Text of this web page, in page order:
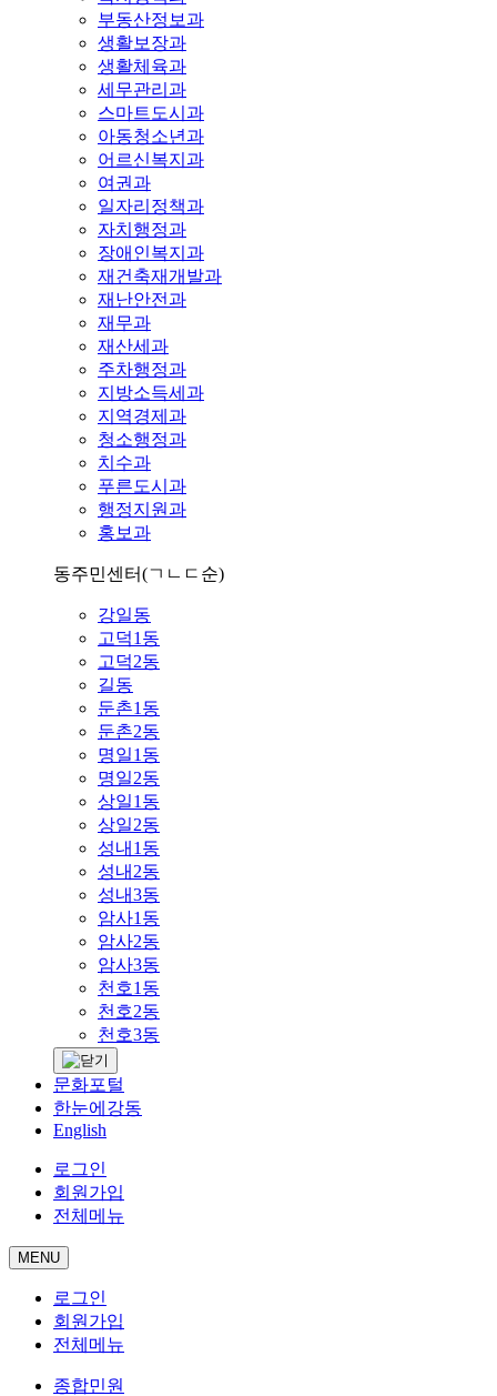
부동산정보과
생활보장과
생활체육과
세무관리과
스마트도시과
아동청소년과
어르신복지과
여권과
일자리정책과
자치행정과
장애인복지과
재건축재개발과
재난안전과
재무과
재산세과
주차행정과
지방소득세과
지역경제과
청소행정과
치수과
푸른도시과
행정지원과
홍보과
동주민센터(ㄱㄴㄷ순)
강일동
고덕1동
고덕2동
길동
둔촌1동
둔촌2동
명일1동
명일2동
상일1동
상일2동
성내1동
성내2동
성내3동
암사1동
암사2동
암사3동
천호1동
천호2동
천호3동
문화포털
한눈에강동
English
로그인
회원가입
전체메뉴
MENU
로그인
회원가입
전체메뉴
종합민원